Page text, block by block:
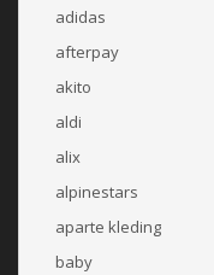
adidas
afterpay
akito
aldi
alix
alpinestars
aparte kleding
baby